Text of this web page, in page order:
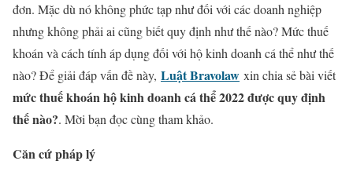
đơn. Mặc dù nó không phức tạp như đối với các doanh nghiệp
nhưng không phải ai cũng biết quy định như thế nào? Mức thuế
khoán và cách tính áp dụng đối với hộ kinh doanh cá thể như thế
nào? Để giải đáp vấn đề này, Luật Bravolaw xin chia sẻ bài viết
mức thuế khoán hộ kinh doanh cá thể 2022 được quy định
thế nào?. Mời bạn đọc cùng tham khảo.
Căn cứ pháp lý